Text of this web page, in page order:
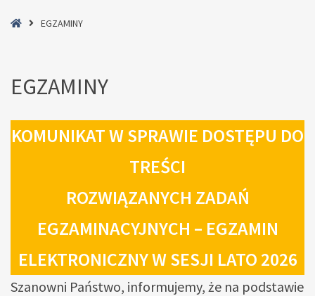
HomeEGZAMINY
EGZAMINY
KOMUNIKAT W SPRAWIE DOSTĘPU DO
TREŚCI
ROZWIĄZANYCH ZADAŃ
EGZAMINACYJNYCH – EGZAMIN
ELEKTRONICZNY W SESJI LATO 2026
Szanowni Państwo, informujemy, że na podstawie